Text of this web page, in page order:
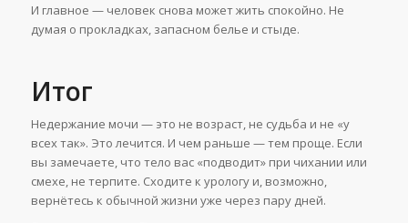
И главное — человек снова может жить спокойно. Не
думая о прокладках, запасном белье и стыде.
Итог
Недержание мочи — это не возраст, не судьба и не «у
всех так». Это лечится. И чем раньше — тем проще. Если
вы замечаете, что тело вас «подводит» при чихании или
смехе, не терпите. Сходите к урологу и, возможно,
вернётесь к обычной жизни уже через пару дней.